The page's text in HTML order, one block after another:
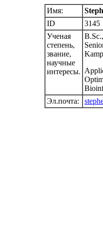
Имя:
ID
3145
Ученая
степень,
звание,
научные
интересы.
Эл.почта: